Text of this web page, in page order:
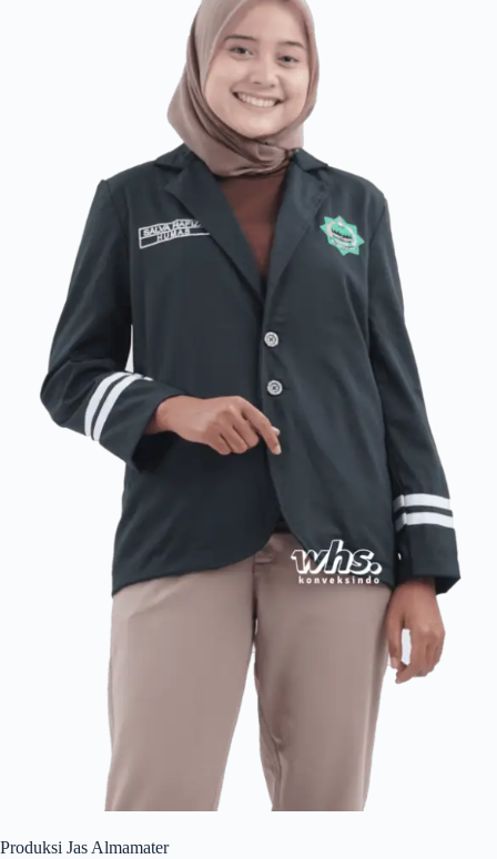
Produksi Jas Almamater